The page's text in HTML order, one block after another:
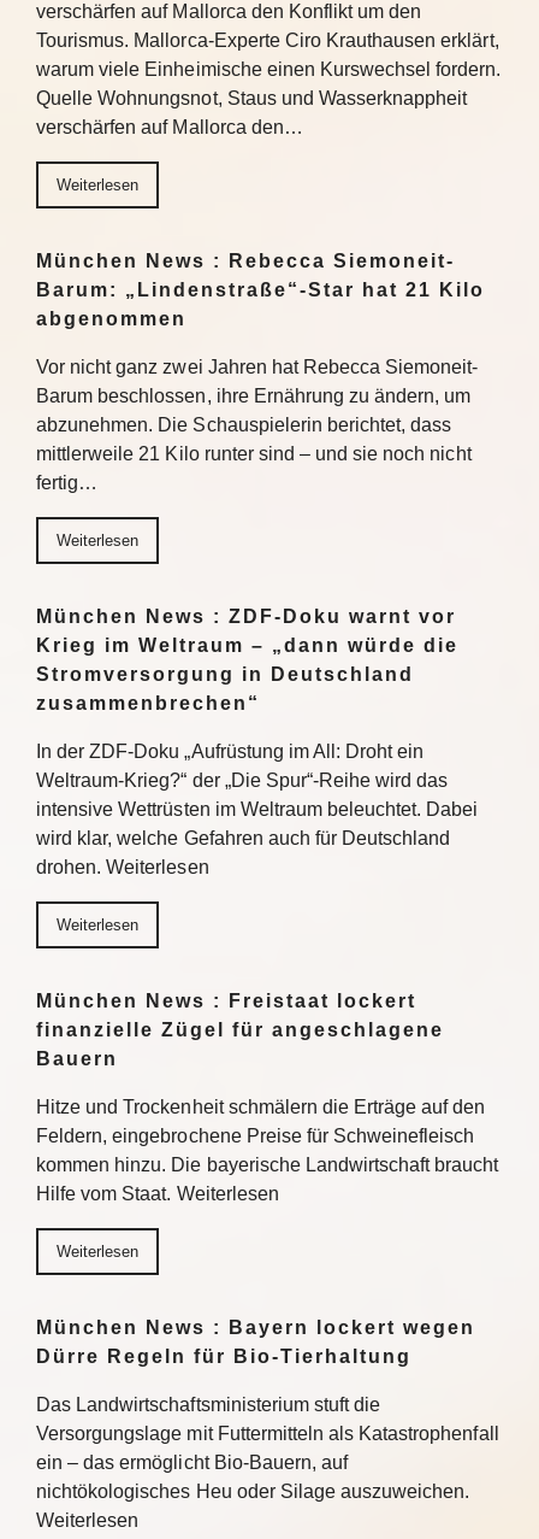
verschärfen auf Mallorca den Konflikt um den
Tourismus. Mallorca-Experte Ciro Krauthausen erklärt,
warum viele Einheimische einen Kurswechsel fordern.
Quelle Wohnungsnot, Staus und Wasserknappheit
verschärfen auf Mallorca den…
Weiterlesen
München News : Rebecca Siemoneit-
Barum: „Lindenstraße“-Star hat 21 Kilo
abgenommen
Vor nicht ganz zwei Jahren hat Rebecca Siemoneit-
Barum beschlossen, ihre Ernährung zu ändern, um
abzunehmen. Die Schauspielerin berichtet, dass
mittlerweile 21 Kilo runter sind – und sie noch nicht
fertig…
Weiterlesen
München News : ZDF-Doku warnt vor
Krieg im Weltraum – „dann würde die
Stromversorgung in Deutschland
zusammenbrechen“
In der ZDF-Doku „Aufrüstung im All: Droht ein
Weltraum-Krieg?“ der „Die Spur“-Reihe wird das
intensive Wettrüsten im Weltraum beleuchtet. Dabei
wird klar, welche Gefahren auch für Deutschland
drohen. Weiterlesen
Weiterlesen
München News : Freistaat lockert
finanzielle Zügel für angeschlagene
Bauern
Hitze und Trockenheit schmälern die Erträge auf den
Feldern, eingebrochene Preise für Schweinefleisch
kommen hinzu. Die bayerische Landwirtschaft braucht
Hilfe vom Staat. Weiterlesen
Weiterlesen
München News : Bayern lockert wegen
Dürre Regeln für Bio-Tierhaltung
Das Landwirtschaftsministerium stuft die
Versorgungslage mit Futtermitteln als Katastrophenfall
ein – das ermöglicht Bio-Bauern, auf
nichtökologisches Heu oder Silage auszuweichen.
Weiterlesen